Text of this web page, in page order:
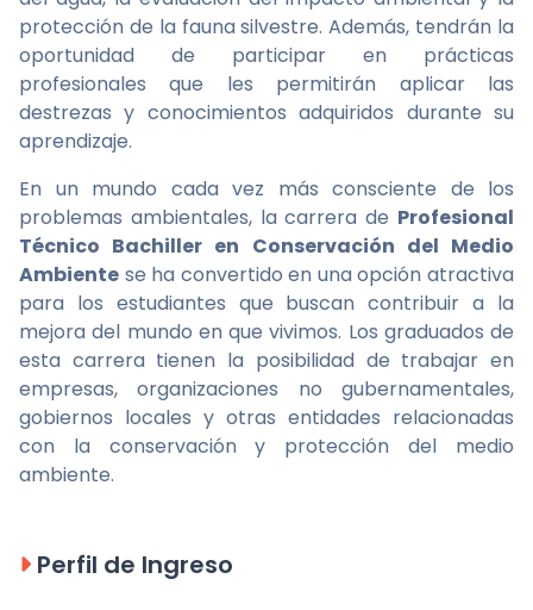
protección de la fauna silvestre. Además, tendrán la
oportunidad de participar en prácticas
profesionales que les permitirán aplicar las
destrezas y conocimientos adquiridos durante su
aprendizaje.
En un mundo cada vez más consciente de los
problemas ambientales, la carrera de Profesional
Técnico Bachiller en Conservación del Medio
Ambiente se ha convertido en una opción atractiva
para los estudiantes que buscan contribuir a la
mejora del mundo en que vivimos. Los graduados de
esta carrera tienen la posibilidad de trabajar en
empresas, organizaciones no gubernamentales,
gobiernos locales y otras entidades relacionadas
con la conservación y protección del medio
ambiente.
Perfil de Ingreso